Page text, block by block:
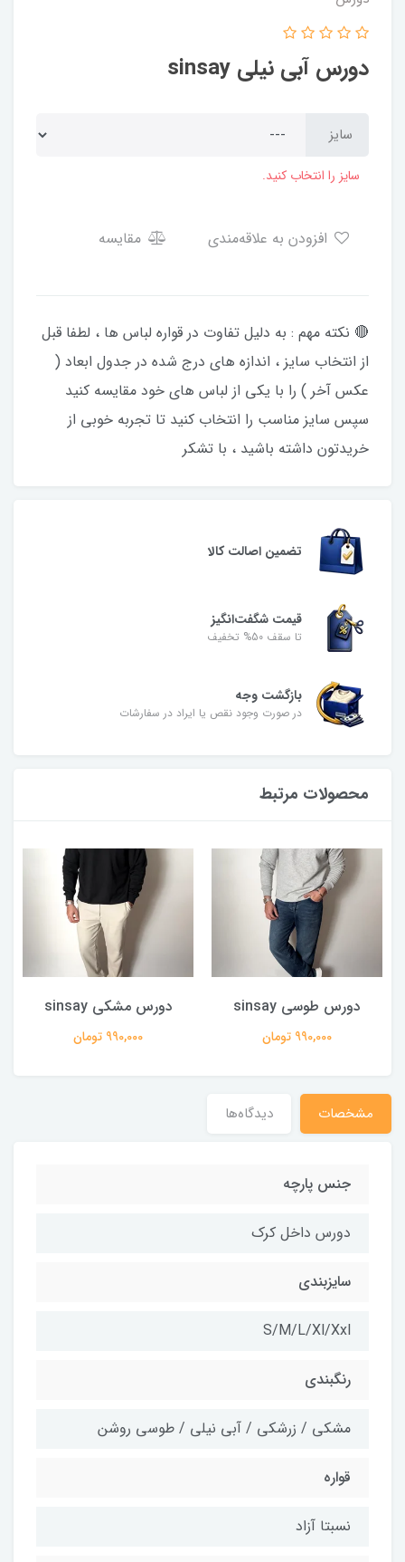
دورس آبی نیلی sinsay
سایز
سایز را انتخاب کنید.
مقایسه
🔴 نکته مهم : به دلیل تفاوت در قواره لباس ها ، لطفا قبل
از انتخاب سایز ، اندازه های درج شده در جدول ابعاد (
عکس آخر ) را با یکی از لباس های خود مقایسه کنید
سپس سایز مناسب را انتخاب کنید تا تجربه خوبی از
خریدتون داشته باشید ، با تشکر
تضمین اصالت کالا
قیمت شگفت‌انگیز
تا سقف 50% تخفیف
بازگشت وجه
در صورت وجود نقص یا ایراد در سفارشات
محصولات مرتبط
دورس طوسی sinsay
990,000 تومان
دورس مشکی sinsay
990,000 تومان
مشخصات دیدگاه‌ها
جنس پارچه
دورس داخل کرک
سایزبندی
S/M/L/Xl/Xxl
رنگبندی
مشکی / زرشکی / آبی نیلی / طوسی روشن
قواره
نسبتا آزاد